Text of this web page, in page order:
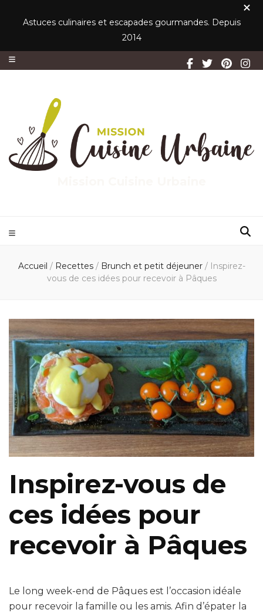
Astuces culinaires et escapades gourmandes. Depuis
2014
Accueil / Recettes / Brunch et petit déjeuner / Inspirez-
vous de ces idées pour recevoir à Pâques
Inspirez-vous de
ces idées pour
recevoir à Pâques
Le long week-end de Pâques est l’occasion idéale
pour recevoir la famille ou les amis. Afin d’épater la